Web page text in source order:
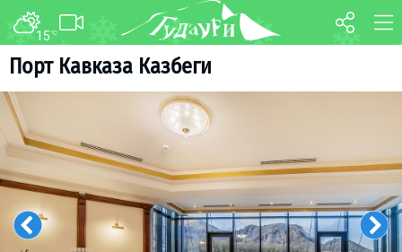
15°C
Порт Кавказа Казбеги
ФОРУМ
О курорте
Ски-пасс
Инструкторы
Прокат
Ски-сервис